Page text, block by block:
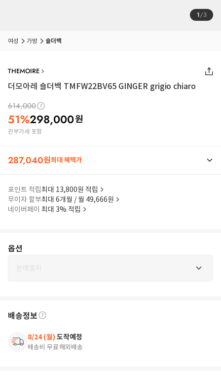
1/3
여성 가방 숄더백
THEMOIRE
더모아레 숄더백 TMFW22BV65 GINGER grigio chiaro
614,000
51%298,000원
관부가세 포함
287,040원최대 혜택가
포인트 적립최대 13,800원 적립
무이자 할부최대 6개월 / 월 49,666원
네이버페이 최대 3% 적립
옵션
판매중지
배송정보
8/24 (월) 도착예정
배송비 무료해외배송